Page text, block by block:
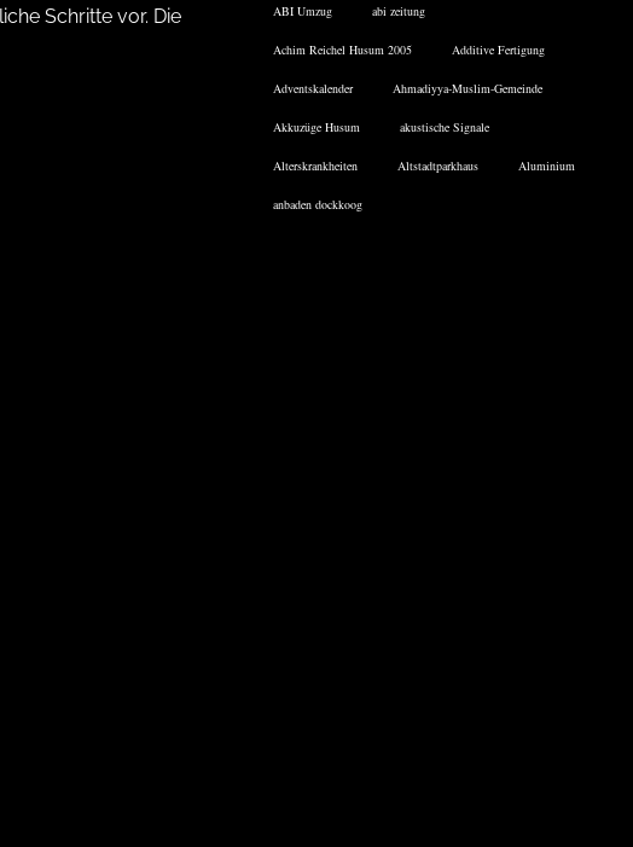
Schritte vor. Die
ABI Umzug abi zeitung
Achim Reichel Husum 2005 Additive Fertigung
Adventskalender Ahmadiyya-Muslim-Gemeinde
Akkuzüge Husum akustische Signale
Alterskrankheiten Altstadtparkhaus Aluminium
anbaden dockkoog